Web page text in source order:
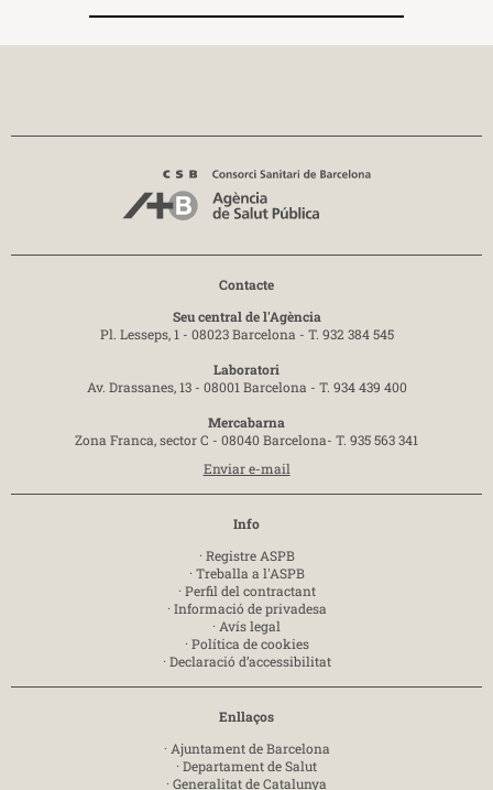
Contacte
Seu central de l'Agència
Pl. Lesseps, 1 - 08023 Barcelona - T. 932 384 545
Laboratori
Av. Drassanes, 13 - 08001 Barcelona - T. 934 439 400
Mercabarna
Zona Franca, sector C - 08040 Barcelona- T. 935 563 341
Enviar e-mail
Info
· Registre ASPB
· Treballa a l'ASPB
· Perfil del contractant
· Informació de privadesa
· Avís legal
· Política de cookies
· Declaració d’accessibilitat
Enllaços
· Ajuntament de Barcelona
· Departament de Salut
· Generalitat de Catalunya